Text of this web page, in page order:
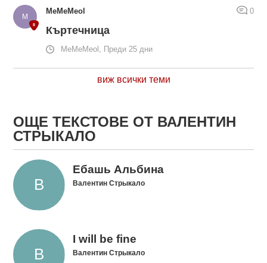
MeMeMeol 0
Къртечница
MeMeMeol, Преди 25 дни
виж всички теми
ОЩЕ ТЕКСТОВЕ ОТ ВАЛЕНТИН
СТРЫКАЛО
Ебашь Альбина
Валентин Стрыкало
I will be fine
Валентин Стрыкало